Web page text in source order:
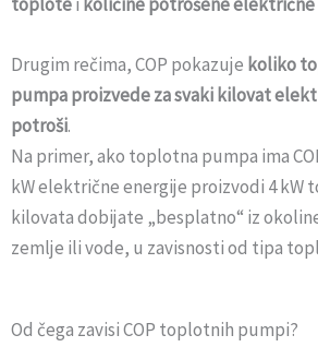
Drugim rečima, COP pokazuje koliko
pumpa proizvede za svaki kilovat
potroši.
Na primer, ako toplotna pumpa ima
kW električne energije proizvodi 4 kW
kilovata dobijate „besplatno“ iz
zemlje ili vode, u zavisnosti od tipa
Od čega zavisi COP toplotnih pumpi?